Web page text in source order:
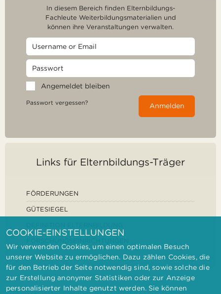
In diesem Bereich finden Elternbildungs-
Fachleute Weiterbildungsmaterialien und
können ihre Veranstaltungen verwalten.
Angemeldet bleiben
Passwort vergessen? Anmelden
Links für Elternbildungs-Träger
FÖRDERUNGEN
GÜTESIEGEL
COOKIE-EINSTELLUNGEN
Wir verwenden Cookies, um einen optimalen Besuch
unserer Website zu ermöglichen. Dazu zählen Cookies, die
für den Betrieb der Seite notwendig sind, sowie solche die
zur Erstellung anonymer Statistiken oder zur Anzeige
personalisierter Inhalte genutzt werden. Sie können